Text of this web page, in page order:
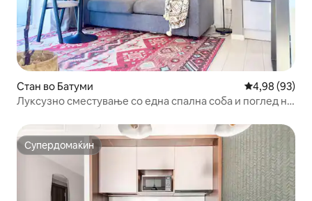
Стан во Батуми Просечна
4,98 (93)
Луксузно сместување со една спална соба и поглед на
Супердомаќин
Супердомаќин